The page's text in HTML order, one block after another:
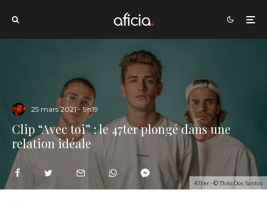
47ter - © Théo Dos Santos
25 mars 2021 - 9h19
Clip “Avec toi” : le 47ter plongé dans une
relation idéale